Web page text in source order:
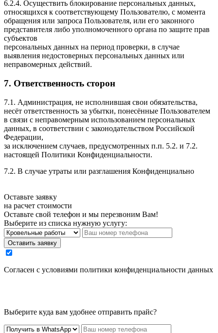
6.2.4. Осуществить блокирование персональных данных,
относящихся к соответствующему Пользователю, с момента
обращения или запроса Пользователя, или его законного
представителя либо уполномоченного органа по защите прав
субъектов
персональных данных на период проверки, в случае
выявления недостоверных персональных данных или
неправомерных действий.
7. Ответственность сторон
7.1. Администрация, не исполнившая свои обязательства,
несёт ответственность за убытки, понесённые Пользователем
в связи с неправомерным использованием персональных
данных, в соответствии с законодательством Российской
Федерации,
за исключением случаев, предусмотренных п.п. 5.2. и 7.2.
настоящей Политики Конфиденциальности.
7.2. В случае утраты или разглашения Конфиденциально
Оставьте заявку
на расчет стоимости
Оставьте свой телефон и мы перезвоним Вам!
Выберите из списка нужную услугу:
Оставить заявку
Cогласен с условиями политики конфиденциальности данных
Выберите куда вам удобнее отправить прайс?